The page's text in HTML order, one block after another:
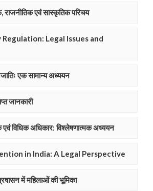
राजनीतिक एवं सास्कृतिक परिचय
Legal Issues and
एक सामान्य अध्ययन
जानकारी
विधिक अधिकार: विश्लेषणात्मक अध्ययन
in India: A Legal Perspective
में महिलाओं की भूमिका